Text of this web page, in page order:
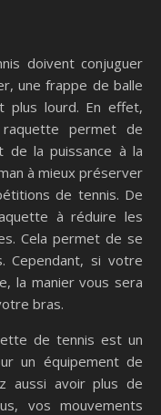
doivent conjuguer
une frappe de balle
plus lourd. En effet,
permet de
de la puissance à la
à mieux préserver
de tennis. De
à réduire les
Cela permet de se
Cependant, si votre
la manier vous sera
bras.
de tennis est un
un équipement de
aussi avoir plus de
vos mouvements